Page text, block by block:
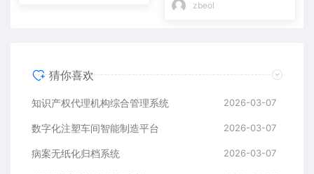
zbeol
猜你喜欢
知识产权代理机构综合管理系统 2026-03-07
数字化注塑车间智能制造平台 2026-03-07
病案无纸化归档系统 2026-03-07